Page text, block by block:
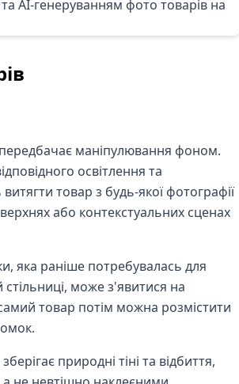
маніпулювання фоном.
освітлення та
товар з будь-якої фотографії
або контекстуальних сценах
яка раніше потребувалась для
може з'явитися на
товар потім можна розмістити
природні тіні та відбиття,